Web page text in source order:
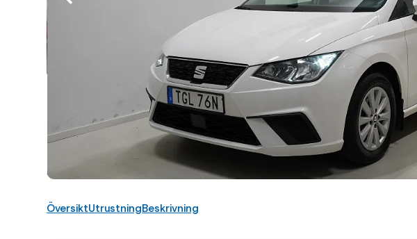
ÖversiktUtrustningBeskrivning